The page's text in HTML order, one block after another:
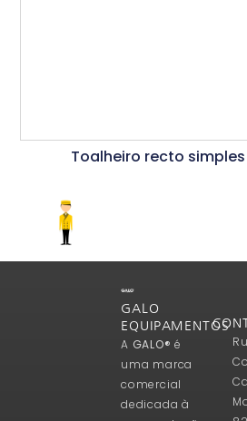
Toalheiro recto
GALO
EQUIPAMENTOS
A GALO® é
uma marca
comercial
dedicada à